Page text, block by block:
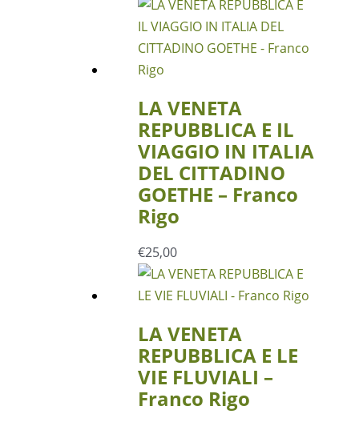
LA VENETA
REPUBBLICA E IL
VIAGGIO IN ITALIA
DEL CITTADINO
GOETHE – Franco
Rigo
€25,00
LA VENETA
REPUBBLICA E LE
VIE FLUVIALI –
Franco Rigo